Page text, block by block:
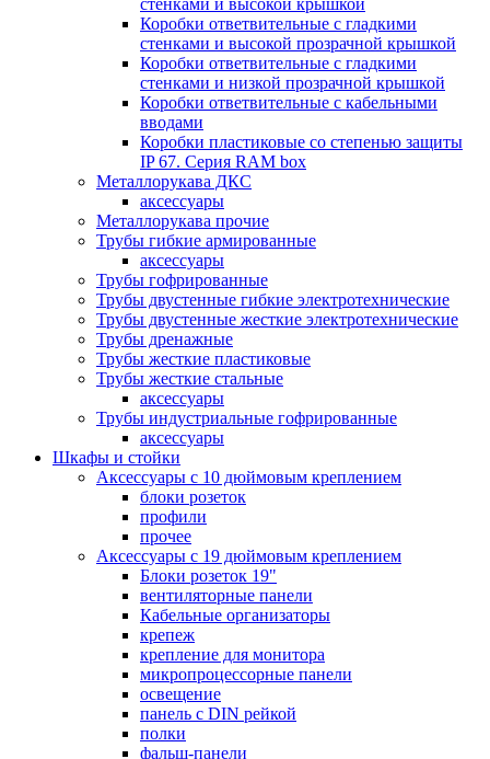
Коробки ответвительные с гладкими
стенками и высокой прозрачной крышкой
Коробки ответвительные с гладкими
стенками и низкой прозрачной крышкой
Коробки ответвительные с кабельными
вводами
Коробки пластиковые со степенью защиты
IP 67. Серия RAM box
Металлорукава ДКС
аксессуары
Металлорукава прочие
Трубы гибкие армированные
аксессуары
Трубы гофрированные
Трубы двустенные гибкие электротехнические
Трубы двустенные жесткие электротехнические
Трубы дренажные
Трубы жесткие пластиковые
Трубы жесткие стальные
аксессуары
Трубы индустриальные гофрированные
аксессуары
Шкафы и стойки
Аксессуары с 10 дюймовым креплением
блоки розеток
профили
прочее
Аксессуары с 19 дюймовым креплением
Блоки розеток 19"
вентиляторные панели
Кабельные организаторы
крепеж
крепление для монитора
микропроцессорные панели
освещение
панель с DIN рейкой
полки
фальш-панели